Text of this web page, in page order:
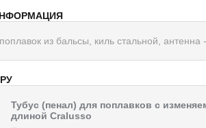
из бальсы, киль стальной, антенна
Тубус (пенал) для поплавков с
длиной Cralusso